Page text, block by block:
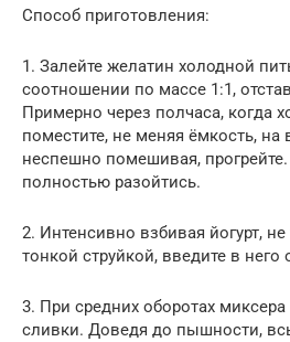
Способ приготовления:
1. Залейте желатин холодной
соотношении по массе 1:1,
Примерно через полчаса, когда
поместите, не меняя ёмкость,
неспешно помешивая,
полностью разойтись.
2. Интенсивно взбивая йогурт,
тонкой струйкой, введите в него
3. При средних оборотах миксера
сливки. Доведя до пышности,